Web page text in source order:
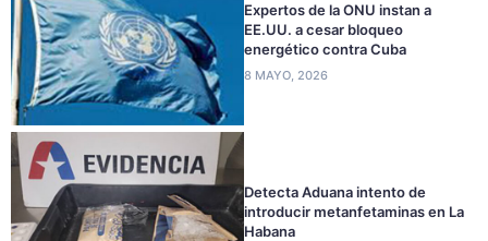
Expertos de la ONU instan a
EE.UU. a cesar bloqueo
energético contra Cuba
8 MAYO, 2026
Detecta Aduana intento de
introducir metanfetaminas en La
Habana